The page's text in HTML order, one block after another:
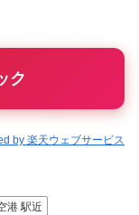
ク
by 楽天ウェブサービス
港 駅近